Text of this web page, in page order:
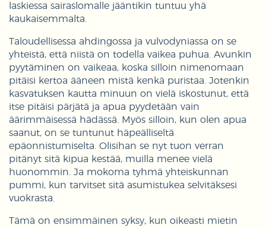
laskiessa sairaslomalle jääntikin tuntuu yhä
kaukaisemmalta.
Taloudellisessa ahdingossa ja vulvodyniassa on se
yhteistä, että niistä on todella vaikea puhua. Avunkin
pyytäminen on vaikeaa, koska silloin nimenomaan
pitäisi kertoa ääneen mistä kenkä puristaa. Jotenkin
kasvatuksen kautta minuun on vielä iskostunut, että
itse pitäisi pärjätä ja apua pyydetään vain
äärimmäisessä hädässä. Myös silloin, kun olen apua
saanut, on se tuntunut häpeälliseltä
epäonnistumiselta. Olisihan se nyt tuon verran
pitänyt sitä kipua kestää, muilla menee vielä
huonommin. Ja mokoma tyhmä yhteiskunnan
pummi, kun tarvitset sitä asumistukea selvitäksesi
vuokrasta.
Tämä on ensimmäinen syksy, kun oikeasti mietin